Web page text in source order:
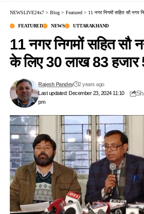
NEWSLIVE24x7 > Blog > Featured > 11 नगर निगमों सहित सौ नगर
FEATURED NEWS UTTARAKHAND
11 नगर निगमों सहित सौ
के लिए 30 लाख 83 हजार
Last updated: December 23, 2024 11:10
pm
Rajesh Pandey 2 years ago